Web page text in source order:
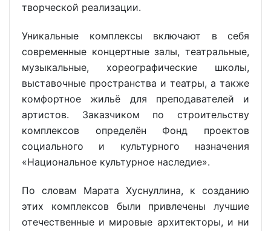
творческой реализации.
Уникальные комплексы включают в себя
современные концертные залы, театральные,
музыкальные, хореографические школы,
выставочные пространства и театры, а также
комфортное жильё для преподавателей и
артистов. Заказчиком по строительству
комплексов определён Фонд проектов
социального и культурного назначения
«Национальное культурное наследие».
По словам Марата Хуснуллина, к созданию
этих комплексов были привлечены лучшие
отечественные и мировые архитекторы, и ни